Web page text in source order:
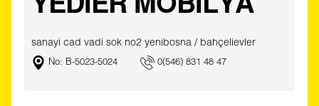
YEDİER MOBİLYA
sanayi cad vadi sok no2 yenibosna / bahçelievler
No: B-5023-5024 0(546) 831 48 47